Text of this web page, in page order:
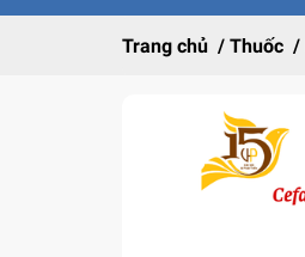
Trang chủ / Thuốc /